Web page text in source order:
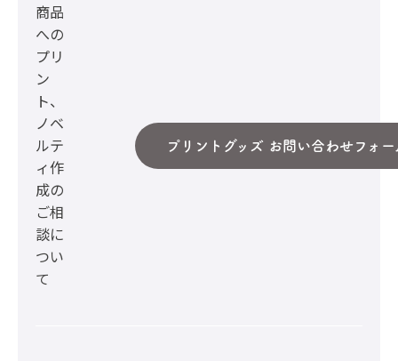
商品
への
プリ
ン
ト、
ノベ
ルテ
ィ作
成の
ご相
談に
つい
て
プリントグッズ お問い合わせフォー